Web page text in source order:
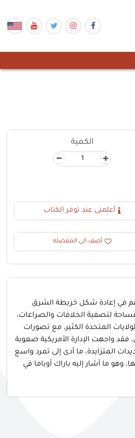
الكمية
- +
أعلمنى عند توفر الكتاب
أضف الى المفضله
ديمقراطي ليبرالي يسهم في إعادة شكل خريطة الشرق
لتصفية الخلافات والصراعات،
المتحدة الكثير، مع تصورات
فقد واجهت الإدارة الأمريكية صعوبة
المتزايدة، ما أدى إلى تمرد واسع
وهو ما أشار إليه باراك أوباما في